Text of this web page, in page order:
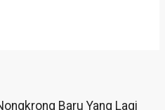
Baru Yang Lagi